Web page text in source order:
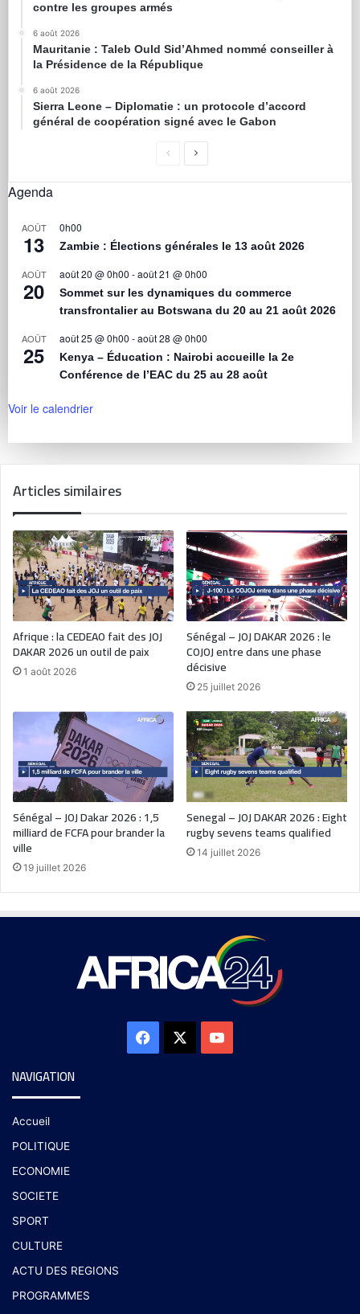
contre les groupes armés
6 août 2026
Mauritanie : Taleb Ould Sid’Ahmed nommé conseiller à
la Présidence de la République
6 août 2026
Sierra Leone – Diplomatie : un protocole d’accord
général de coopération signé avec le Gabon
Agenda
AOÛT
13
0h00
Zambie : Élections générales le 13 août 2026
AOÛT
20
août 20 @ 0h00 -août 21 @ 0h00
Sommet sur les dynamiques du commerce
transfrontalier au Botswana du 20 au 21 août 2026
AOÛT
25
août 25 @ 0h00 -août 28 @ 0h00
Kenya – Éducation : Nairobi accueille la 2e
Conférence de l’EAC du 25 au 28 août
Voir le calendrier
Articles similaires
Afrique : la CEDEAO fait des JOJ
DAKAR 2026 un outil de paix
1 août 2026
Sénégal – JOJ DAKAR 2026 : le
COJOJ entre dans une phase
décisive
25 juillet 2026
Sénégal – JOJ Dakar 2026 : 1,5
milliard de FCFA pour brander la
ville
19 juillet 2026
Senegal – JOJ DAKAR 2026 : Eight
rugby sevens teams qualified
14 juillet 2026
NAVIGATION
Accueil
POLITIQUE
ECONOMIE
SOCIETE
SPORT
CULTURE
ACTU DES REGIONS
PROGRAMMES